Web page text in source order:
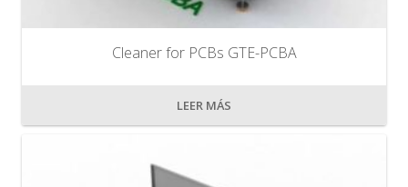
Cleaner for PCBs GTE-PCBA
LEER MÁS